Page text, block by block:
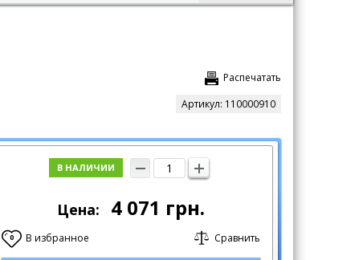
Распечатать
Артикул: 110000910
В НАЛИЧИИ
Цена: 4 071 грн.
0 В избранное Сравнить